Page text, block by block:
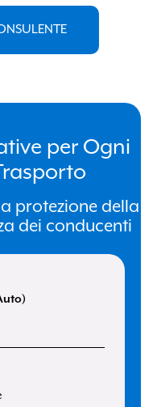
per Ogni
protezione della
dei conducenti